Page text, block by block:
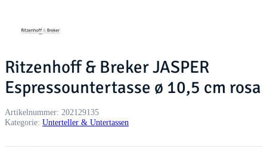
Ritzenhoff & Breker JASPER
Espressountertasse ø 10,5 cm rosa
Artikelnummer: 202129135
Kategorie: Unterteller & Untertassen